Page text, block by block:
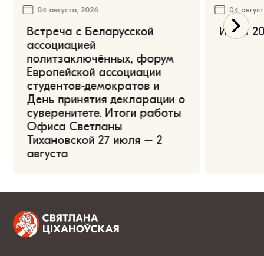
04 августа, 2026
Встреча с Беларусской
ассоциацией
политзаключённых, форум
Европейской ассоциации
студентов-демократов и
День принятия декларации о
суверенитете. Итоги работы
Офиса Светланы
Тихановской 27 июля – 2
августа
04
Июль